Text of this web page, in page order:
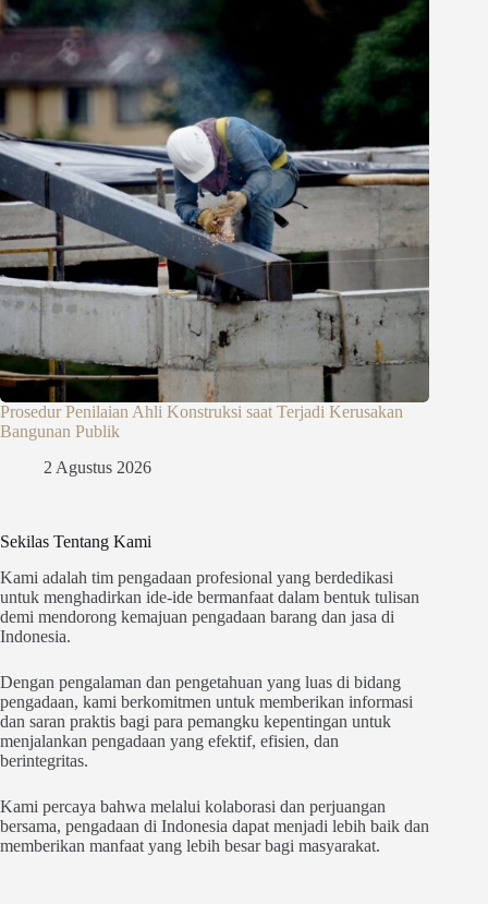
Prosedur Penilaian Ahli Konstruksi saat Terjadi Kerusakan
Bangunan Publik
2 Agustus 2026
Sekilas Tentang Kami
Kami adalah tim pengadaan profesional yang berdedikasi
untuk menghadirkan ide-ide bermanfaat dalam bentuk tulisan
demi mendorong kemajuan pengadaan barang dan jasa di
Indonesia.
Dengan pengalaman dan pengetahuan yang luas di bidang
pengadaan, kami berkomitmen untuk memberikan informasi
dan saran praktis bagi para pemangku kepentingan untuk
menjalankan pengadaan yang efektif, efisien, dan
berintegritas.
Kami percaya bahwa melalui kolaborasi dan perjuangan
bersama, pengadaan di Indonesia dapat menjadi lebih baik dan
memberikan manfaat yang lebih besar bagi masyarakat.